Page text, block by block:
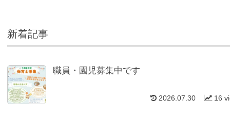
新着記事
職員・園児募集中です
16
2026.07.30